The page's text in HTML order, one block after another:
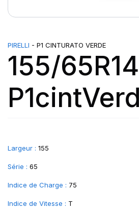
PIRELLI - P1 CINTURATO VERDE
155/
Largeur : 155
Série : 65
Indice de Charge : 75
Indice de Vitesse : T